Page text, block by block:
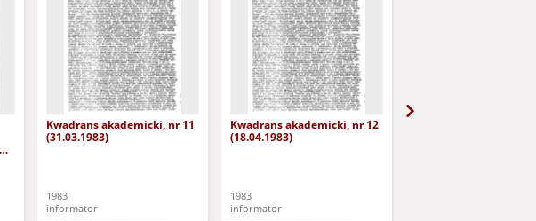
Kwadrans akademicki, nr 11
(31.03.1983)
1983
informator
Kwadrans akademicki, nr 12
(18.04.1983)
1983
informator